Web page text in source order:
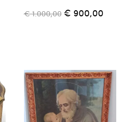
€ 1.000,00 € 900,00